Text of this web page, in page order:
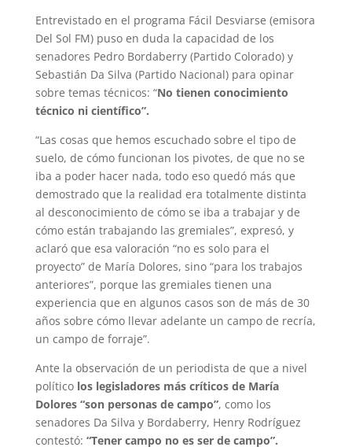
Entrevistado en el programa Fácil Desviarse (emisora
Del Sol FM) puso en duda la capacidad de los
senadores Pedro Bordaberry (Partido Colorado) y
Sebastián Da Silva (Partido Nacional) para opinar
sobre temas técnicos: “No tienen conocimiento
técnico ni científico”.
“Las cosas que hemos escuchado sobre el tipo de
suelo, de cómo funcionan los pivotes, de que no se
iba a poder hacer nada, todo eso quedó más que
demostrado que la realidad era totalmente distinta
al desconocimiento de cómo se iba a trabajar y de
cómo están trabajando las gremiales”, expresó, y
aclaró que esa valoración “no es solo para el
proyecto” de María Dolores, sino “para los trabajos
anteriores”, porque las gremiales tienen una
experiencia que en algunos casos son de más de 30
años sobre cómo llevar adelante un campo de recría,
un campo de forraje”.
Ante la observación de un periodista de que a nivel
político los legisladores más críticos de María
Dolores “son personas de campo”, como los
senadores Da Silva y Bordaberry, Henry Rodríguez
contestó: “Tener campo no es ser de campo”.